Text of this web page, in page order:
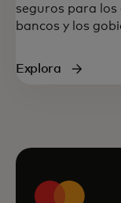
seguros para los
bancos y los
Explora